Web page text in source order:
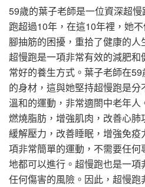
59歲的葉子老師是一位資深超
跑超過10年，在這10年裡，她
腳抽筋的困擾，重拾了健康的
超慢跑是一項非常有效的減肥
常好的養生方式。葉子老師在
的身材，這與她堅持超慢跑是
溫和的運動，非常適閤中老年
燃燒脂肪，增強肌肉，改善心肺
緩解壓力，改善睡眠，增強免
項非常簡單的運動，不需要任
地都可以進行。超慢跑也是一
任何傷害的風險。因此，超慢